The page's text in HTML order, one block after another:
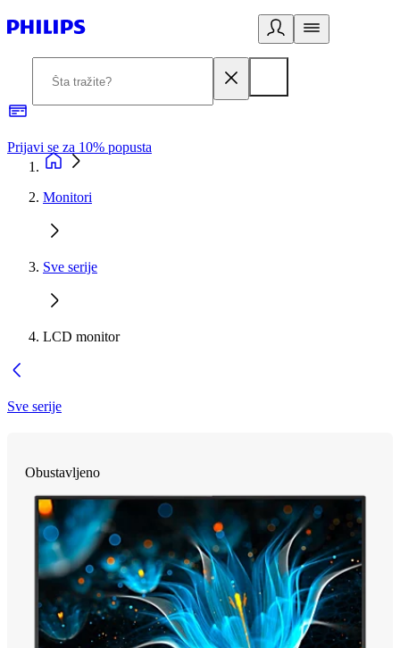
Prijavi se za 10% popusta
Monitori
Sve serije
LCD monitor
Sve serije
Obustavljeno